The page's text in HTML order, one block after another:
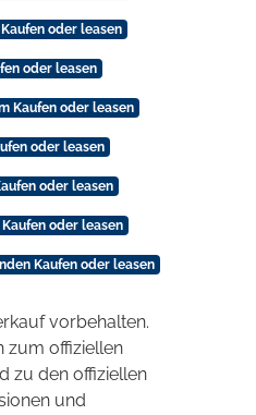
oder leasen
oder leasen
Kaufen oder leasen
oder leasen
oder leasen
oder leasen
Kaufen oder leasen
vorbehalten.
zum offiziellen
zu den offiziellen
und